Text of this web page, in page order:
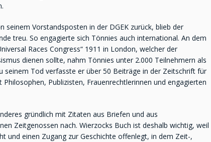
Vorstandsposten in der DGEK zurück, blieb der
treu. So engagierte sich Tönnies auch international. An dem
Races Congress“ 1911 in London, welcher der
dienen sollte, nahm Tönnies unter 2.000 Teilnehmern als
seinem Tod verfasste er über 50 Beiträge in der Zeitschrift für
Publizisten, Frauenrechtlerinnen und engagierten
gründlich mit Zitaten aus Briefen und aus
Zeitgenossen nach. Wierzocks Buch ist deshalb wichtig, weil
und einen Zugang zur Geschichte offenlegt, in dem Zeit-,